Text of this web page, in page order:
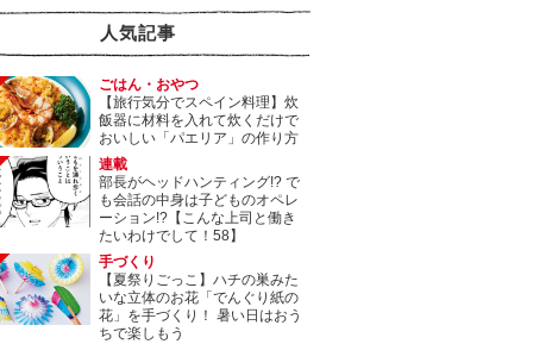
人気記事
ごはん・おやつ
【旅行気分でスペイン料理】炊
飯器に材料を入れて炊くだけで
おいしい「パエリア」の作り方
連載
部長がヘッドハンティング!? で
も会話の中身は子どものオペレ
ーション!?【こんな上司と働き
たいわけでして！58】
手づくり
【夏祭りごっこ】ハチの巣みた
いな立体のお花「でんぐり紙の
花」を手づくり！ 暑い日はおう
ちで楽しもう